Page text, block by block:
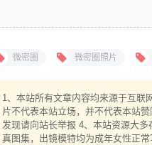
微密圈 微密圈照片
1、本站所有文章内容均来源于互联
片不代表本站立场，并不代表本站
发现请向站长举报 4、本站资源大
真图集，出镜模特均为成年女性正